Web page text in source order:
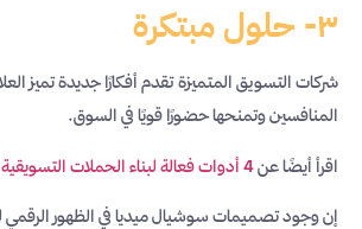
٣- حلول مبتكرة
شركات التسويق المتميزة تقدم أفكارًا جديدة تميز
المنافسين وتمنحها حضورًا قويًا في السوق.
اقرأ أيضًا عن4 أدوات فعالة لبناء الحملات التسويقية عبر البريد الإلكترون
إن وجود تصميمات سوشيال ميديا في الظهور الرقمي